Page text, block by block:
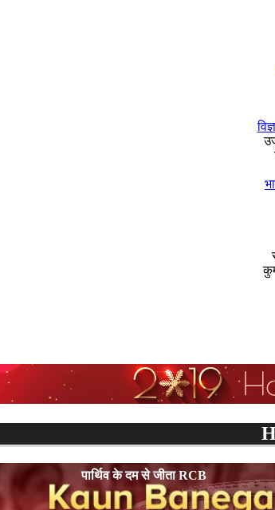
पार्थिव के दम से जीता RCB